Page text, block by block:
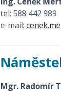
tel: 588 442 989
e-mail:
Mgr. Radomír